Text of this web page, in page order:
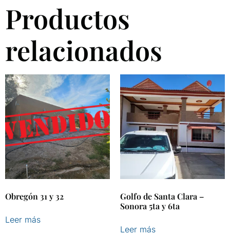
Productos
relacionados
Obregón 31 y 32
Leer más
Golfo de Santa Clara –
Sonora 5ta y 6ta
Leer más